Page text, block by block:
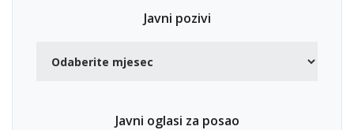
Javni pozivi
Javni oglasi za posao